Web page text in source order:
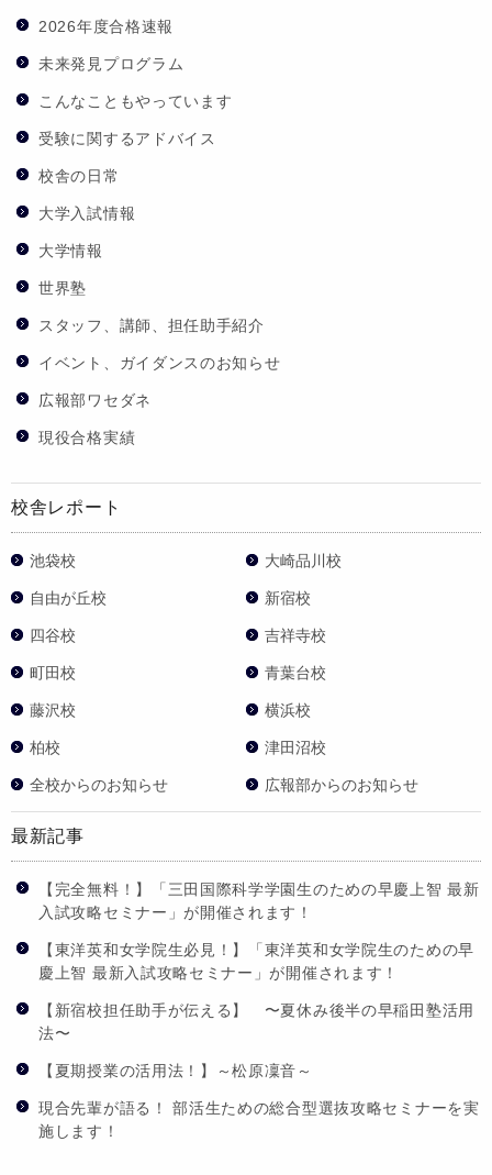
2026年度合格速報
未来発見プログラム
こんなこともやっています
受験に関するアドバイス
校舎の日常
大学入試情報
大学情報
世界塾
スタッフ、講師、担任助手紹介
イベント、ガイダンスのお知らせ
広報部ワセダネ
現役合格実績
校舎レポート
池袋校 大崎品川校
自由が丘校 新宿校
四谷校 吉祥寺校
町田校 青葉台校
藤沢校 横浜校
柏校 津田沼校
全校からのお知らせ 広報部からのお知らせ
最新記事
【完全無料！】「三田国際科学学園生のための早慶上智 最新
入試攻略セミナー」が開催されます！
【東洋英和女学院生必見！】「東洋英和女学院生のための早
慶上智 最新入試攻略セミナー」が開催されます！
【新宿校担任助手が伝える】 〜夏休み後半の早稲田塾活用
法〜
【夏期授業の活用法！】～松原凜音～
現合先輩が語る！ 部活生ための総合型選抜攻略セミナーを実
施します！